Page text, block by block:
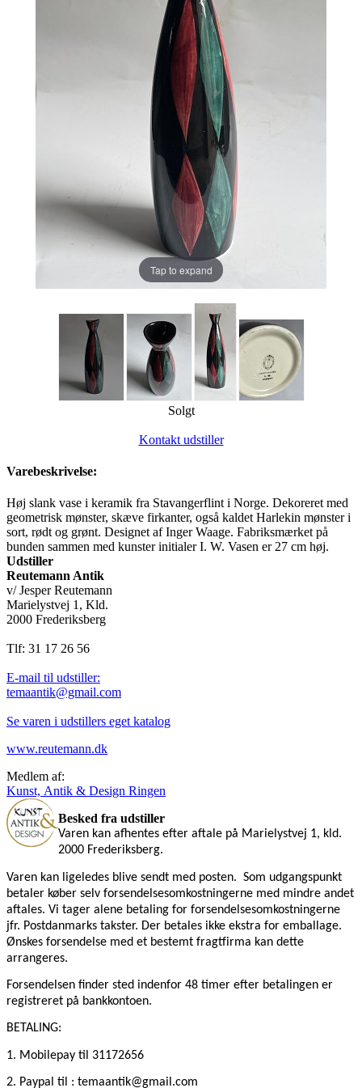
Tap to expand
Solgt
Kontakt udstiller
Varebeskrivelse:
Høj slank vase i keramik fra Stavangerflint i Norge. Dekoreret med
geometrisk mønster, skæve firkanter, også kaldet Harlekin mønster i
sort, rødt og grønt. Designet af Inger Waage. Fabriksmærket på
bunden sammen med kunster initialer I. W. Vasen er 27 cm høj.
Udstiller
Reutemann Antik
v/ Jesper Reutemann
Marielystvej 1, Kld.
2000 Frederiksberg
Tlf: 31 17 26 56
E-mail til udstiller:
temaantik@gmail.com
Se varen i udstillers eget katalog
www.reutemann.dk
Medlem af:
Kunst, Antik & Design Ringen
Besked fra udstiller
Varen kan afhentes efter aftale på Marielystvej 1, kld.
2000 Frederiksberg.
Varen kan ligeledes blive sendt med posten. Som udgangspunkt
betaler køber selv forsendelsesomkostningerne med mindre andet
aftales. Vi tager alene betaling for forsendelsesomkostningerne
jfr. Postdanmarks takster. Der betales ikke ekstra for emballage.
Ønskes forsendelse med et bestemt fragtfirma kan dette
arrangeres.
Forsendelsen finder sted indenfor 48 timer efter betalingen er
registreret på bankkontoen.
BETALING:
1. Mobilepay til 31172656
2. Paypal til : temaantik@gmail.com